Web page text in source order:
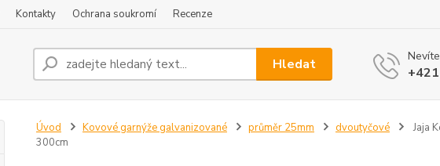
Kontakty Ochrana soukromí Recenze
Hledat
Úvod Kovové garnýže galvanizované průměr 25mm dvoutyčové
Jaja
300cm